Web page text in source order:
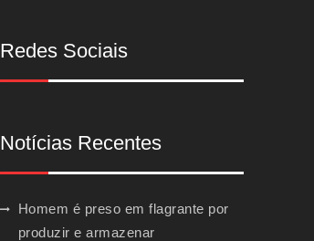
Redes Sociais
Notícias Recentes
Homem é preso em flagrante por
produzir e armazenar